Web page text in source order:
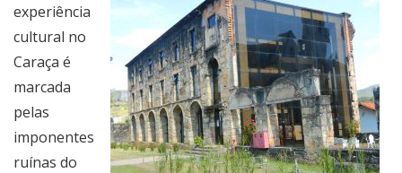
experiência
cultural no
Caraça é
marcada
pelas
imponentes
ruínas do